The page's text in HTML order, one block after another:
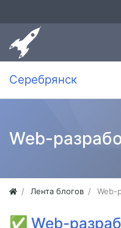
Серебрянск
Web-
Лента блогов Web-
✅ Web-